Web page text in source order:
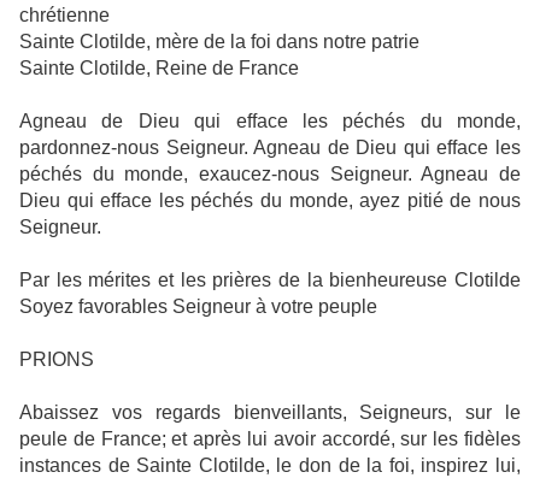
chrétienne
Sainte Clotilde, mère de la foi dans notre patrie
Sainte Clotilde, Reine de France
Agneau de Dieu qui efface les péchés du monde,
pardonnez-nous Seigneur. Agneau de Dieu qui efface les
péchés du monde, exaucez-nous Seigneur. Agneau de
Dieu qui efface les péchés du monde, ayez pitié de nous
Seigneur.
Par les mérites et les prières de la bienheureuse Clotilde
Soyez favorables Seigneur à votre peuple
PRIONS
Abaissez vos regards bienveillants, Seigneurs, sur le
peule de France; et après lui avoir accordé, sur les fidèles
instances de Sainte Clotilde, le don de la foi, inspirez lui,